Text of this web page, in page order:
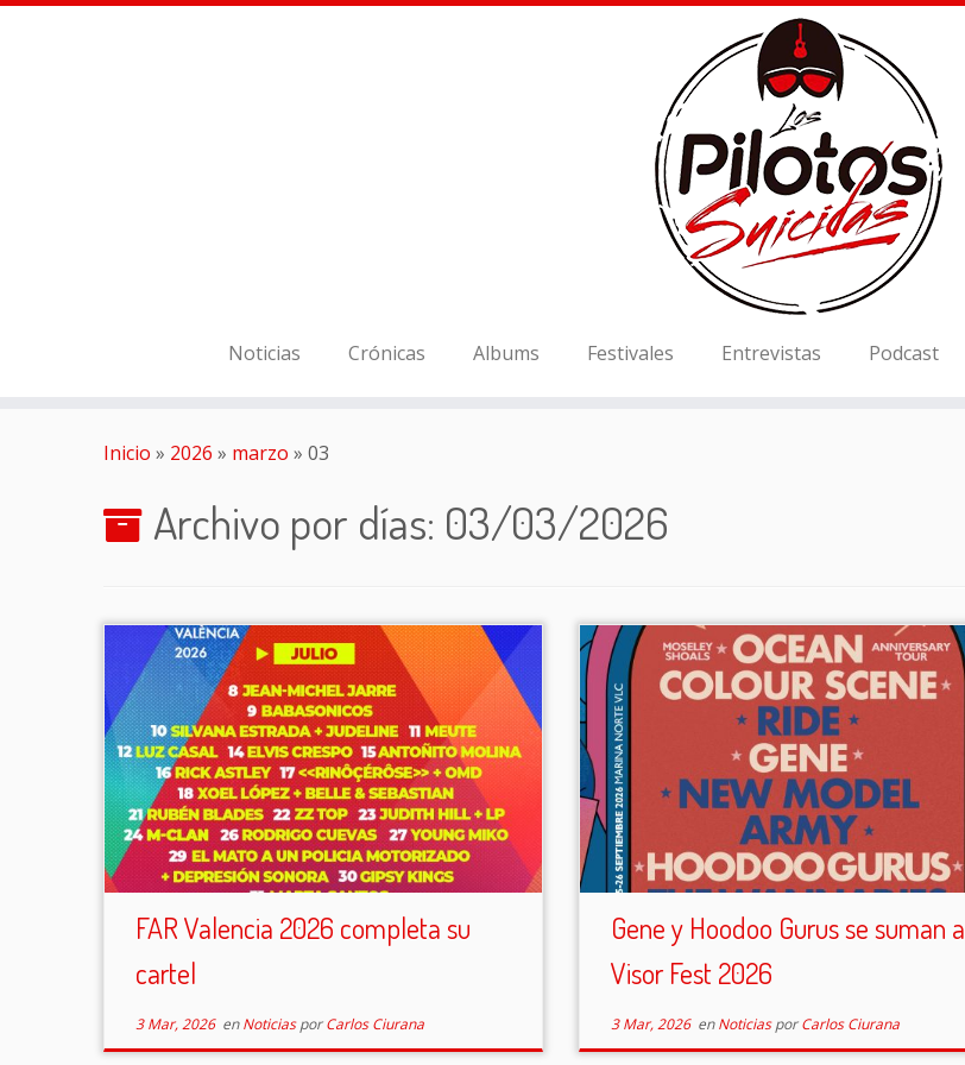
Noticias Crónicas Albums Festivales Entrevistas Podcast
Inicio » 2026 » marzo » 03
Archivo por días: 03/03/2026
FAR Valencia 2026 completa su
cartel
3 Mar, 2026enNoticiasporCarlos Ciurana
Gene y Hoodoo Gurus se suman a
Visor Fest 2026
3 Mar, 2026enNoticiasporCarlos Ciurana